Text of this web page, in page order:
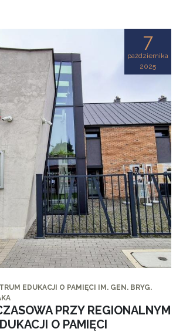
7
października
2025
EDUKACJI O PAMIĘCI IM. GEN. BRYG.
PRZY REGIONALNYM
O PAMIĘCI